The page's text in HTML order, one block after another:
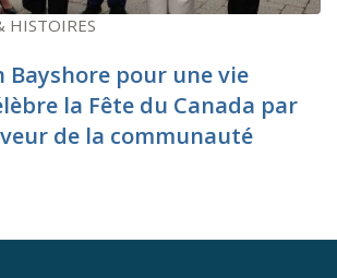
HISTOIRES
Bayshore pour une vie
la Fête du Canada par
de la communauté